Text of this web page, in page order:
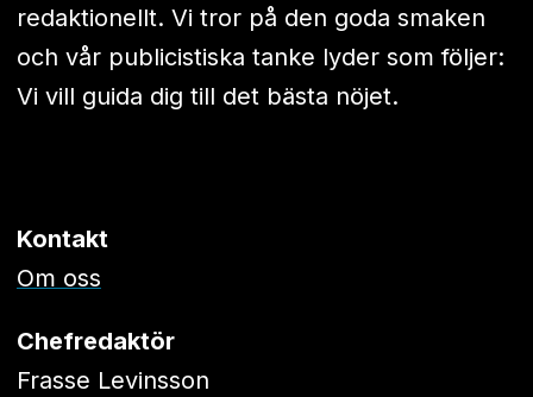
redaktionellt. Vi tror på den goda smaken
och vår publicistiska tanke lyder som följer:
Vi vill guida dig till det bästa nöjet.
Kontakt
Om oss
Chefredaktör
Frasse Levinsson